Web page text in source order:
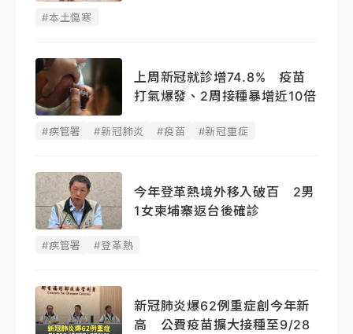
#本土傷寒
上周新冠就診增74.8% 疫苗
打氣爆發、2周接種暴增近10倍
#疾管署 #新冠肺炎 #疫苗 #新冠重症
今年登革熱境外移入破百 2男
1女柬埔寨返台後確診
#疾管署 #登革熱
新冠肺炎爆62例重症創今年新
高 公費疫苗擴大接種至9/28